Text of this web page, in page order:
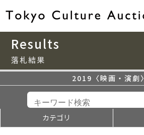
Results
落札結果
2019〈映画・演劇〉
カテゴリ